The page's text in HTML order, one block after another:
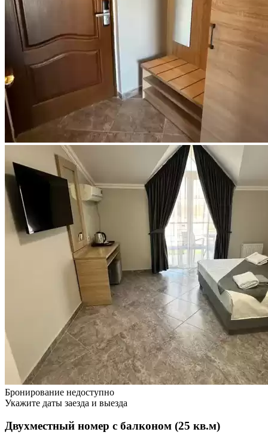
Бронирование недоступно
Укажите даты заезда и выезда
Двухместный номер с балконом (25 кв.м)